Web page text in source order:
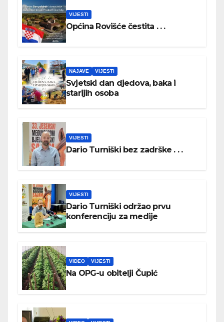
VIJESTI
Općina Rovišće čestita . . .
NAJAVE VIJESTI
Svjetski dan djedova, baka i
starijih osoba
VIJESTI
Dario Turniški bez zadrške . . .
VIJESTI
Dario Turniški održao prvu
konferenciju za medije
VIDEO VIJESTI
Na OPG-u obitelji Čupić